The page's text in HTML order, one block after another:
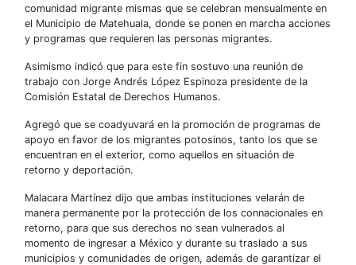
comunidad migrante mismas que se celebran mensualmente en
el Municipio de Matehuala, donde se ponen en marcha acciones
y programas que requieren las personas migrantes.
Asimismo indicó que para este fin sostuvo una reunión de
trabajo con Jorge Andrés López Espinoza presidente de la
Comisión Estatal de Derechos Humanos.
Agregó que se coadyuvará en la promoción de programas de
apoyo en favor de los migrantes potosinos, tanto los que se
encuentran en el exterior, como aquellos en situación de
retorno y deportación.
Malacara Martínez dijo que ambas instituciones velarán de
manera permanente por la protección de los connacionales en
retorno, para que sus derechos no sean vulnerados al
momento de ingresar a México y durante su traslado a sus
municipios y comunidades de origen, además de garantizar el